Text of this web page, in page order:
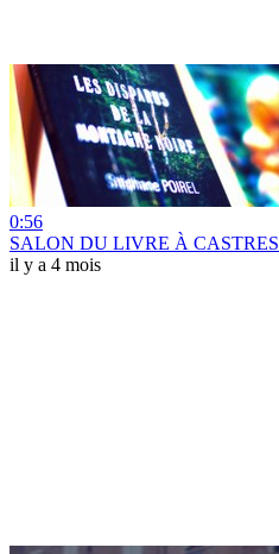
0:56
SALON DU LIVRE À CASTRES
il y a 4 mois